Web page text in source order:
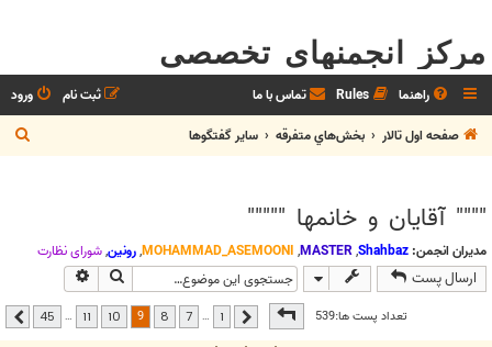
مرکز انجمنهای تخصصی
راهنما Rules تماس با ما ورود
ثبت نام
صفحه اول تالار
بخش‌‌هاي متفرقه ساير گفتگوها
ج
س
"""" آقايان و خانمها """""
مدیران انجمن: Shahbaz
,
MASTER
,
MOHAMMAD_ASEMOONI
,رونین,شوراي نظارت
ارسال پست جستجو
تعداد پست ها:539صفحه9 از45 قبلی …
7
8
9
10
11
…
45 بعدی